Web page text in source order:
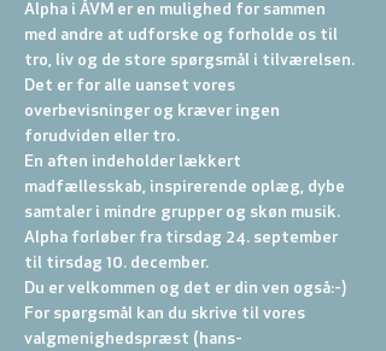
Alpha i ÅVM er en mulighed for sammen
med andre at udforske og forholde os til
tro, liv og de store spørgsmål i tilværelsen.
Det er for alle uanset vores
overbevisninger og kræver ingen
forudviden eller tro.
En aften indeholder lækkert
madfællesskab, inspirerende oplæg, dybe
samtaler i mindre grupper og skøn musik.
Alpha forløber fra tirsdag 24. september
til tirsdag 10. december.
Du er velkommen og det er din ven også:-)
For spørgsmål kan du skrive til vores
valgmenighedspræst (hans-